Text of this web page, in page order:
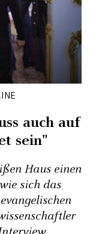
auch auf
sein"
Haus einen
sich das